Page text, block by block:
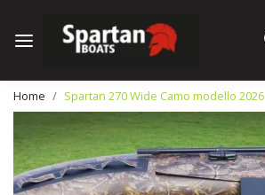
Home Spartan 270 Wide Camo modello 2026